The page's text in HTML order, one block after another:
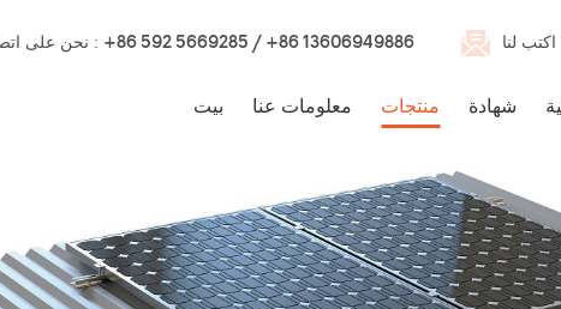
نحن على اتصال 24/8 : +86 592 5669285 / +86 13606949886
بيت معلومات عنا منتجات شهادة